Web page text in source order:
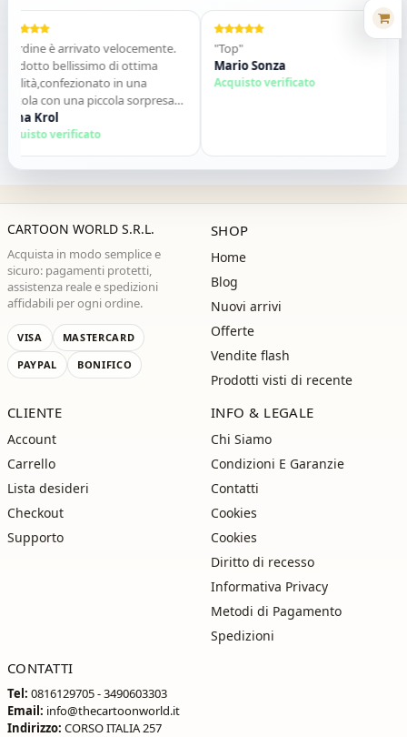
è arrivato velocemente.
bellissimo di ottima
in una
con una piccola sorpresa
Tutto perfetto. Lo
vivamente. Grazie ,alla
Krol
verificato
"Top"
Mario Sonza
Acquisto verificato
CARTOON WORLD S.R.L.
Acquista in modo semplice e
sicuro: pagamenti protetti,
assistenza reale e spedizioni
affidabili per ogni ordine.
VISA
MASTERCARD
PAYPAL
BONIFICO
SHOP
Home
Blog
Nuovi arrivi
Offerte
Vendite flash
Prodotti visti di recente
CLIENTE
Account
Carrello
Lista desideri
Checkout
Supporto
INFO & LEGALE
Chi Siamo
Condizioni E Garanzie
Contatti
Cookies
Cookies
Diritto di recesso
Informativa Privacy
Metodi di Pagamento
Spedizioni
CONTATTI
Tel: 0816129705 - 3490603303
Email: info@thecartoonworld.it
Indirizzo: CORSO ITALIA 257